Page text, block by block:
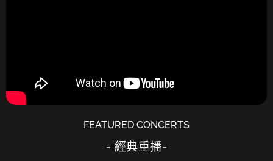
FEATURED CONCERTS
- 經典重播-